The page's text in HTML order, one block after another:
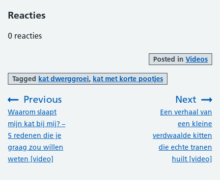
Reacties
0 reacties
Posted in Videos
Tagged kat dwerggroei, kat met korte pootjes
Previous
:Waarom slaapt
mijn kat bij mij? –
5 redenen die je
graag zou willen
weten [video]
Next
Een verhaal van
een kleine
verdwaalde kitten
die echte tranen
huilt [video]